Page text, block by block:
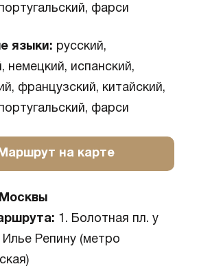
фарси
языки: русский,
немецкий, испанский,
французский, китайский,
фарси
Маршрут на карте
1. Болотная пл. у
Илье Репину (метро